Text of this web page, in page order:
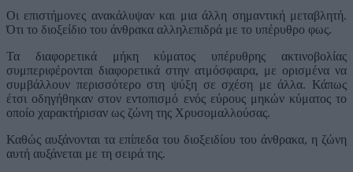
Οι επιστήμονες ανακάλυψαν και μια άλλη σημαντική μεταβλητή.
Ότι το διοξείδιο του άνθρακα αλληλεπιδρά με το υπέρυθρο φως.
Τα διαφορετικά μήκη κύματος υπέρυθρης ακτινοβολίας
συμπεριφέρονται διαφορετικά στην ατμόσφαιρα, με ορισμένα να
συμβάλλουν περισσότερο στη ψύξη σε σχέση με άλλα. Κάπως
έτσι οδηγήθηκαν στον εντοπισμό ενός εύρους μηκών κύματος το
οποίο χαρακτήρισαν ως ζώνη της Χρυσομαλλούσας.
Καθώς αυξάνονται τα επίπεδα του διοξειδίου του άνθρακα, η ζώνη
αυτή αυξάνεται με τη σειρά της.